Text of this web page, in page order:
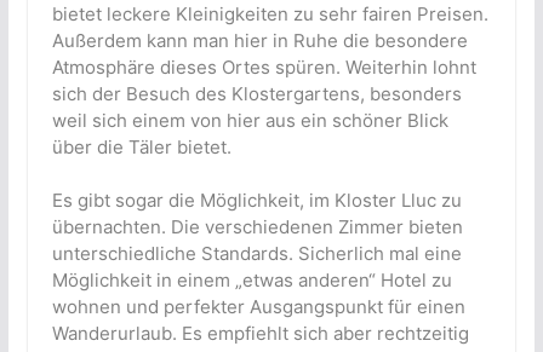
bietet leckere Kleinigkeiten zu sehr fairen Preisen.
Außerdem kann man hier in Ruhe die besondere
Atmosphäre dieses Ortes spüren. Weiterhin lohnt
sich der Besuch des Klostergartens, besonders
weil sich einem von hier aus ein schöner Blick
über die Täler bietet.
Es gibt sogar die Möglichkeit, im Kloster Lluc zu
übernachten. Die verschiedenen Zimmer bieten
unterschiedliche Standards. Sicherlich mal eine
Möglichkeit in einem „etwas anderen“ Hotel zu
wohnen und perfekter Ausgangspunkt für einen
Wanderurlaub. Es empfiehlt sich aber rechtzeitig